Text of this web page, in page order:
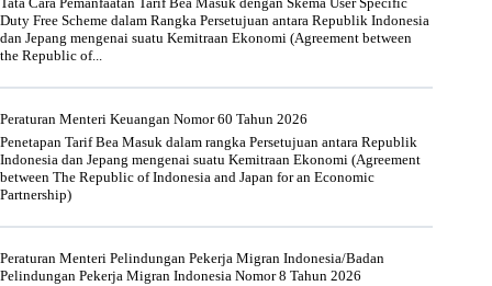
Duty Free Scheme dalam Rangka Persetujuan antara Republik Indonesia
dan Jepang mengenai suatu Kemitraan Ekonomi (Agreement between
the Republic of...
Peraturan Menteri Keuangan Nomor 60 Tahun 2026
Penetapan Tarif Bea Masuk dalam rangka Persetujuan antara Republik
Indonesia dan Jepang mengenai suatu Kemitraan Ekonomi (Agreement
between The Republic of Indonesia and Japan for an Economic
Partnership)
Peraturan Menteri Pelindungan Pekerja Migran Indonesia/Badan
Pelindungan Pekerja Migran Indonesia Nomor 8 Tahun 2026